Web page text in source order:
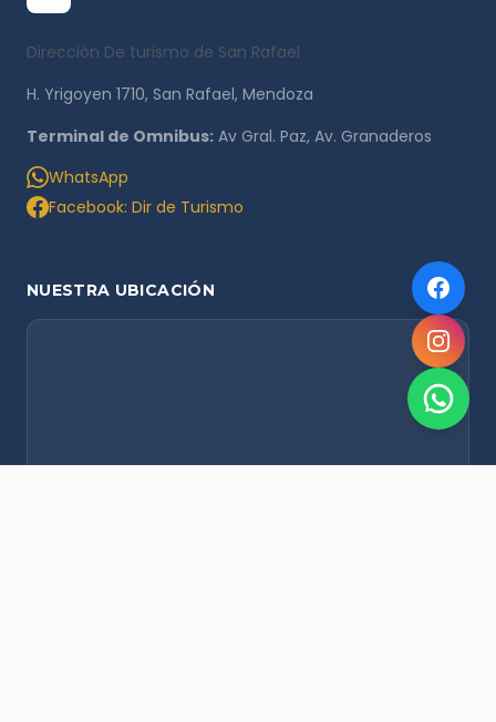
Dirección De turismo de San Rafael
H. Yrigoyen 1710, San Rafael, Mendoza
Terminal de Omnibus: Av Gral. Paz, Av. Granaderos
WhatsApp
Facebook: Dir de Turismo
NUESTRA UBICACIÓN